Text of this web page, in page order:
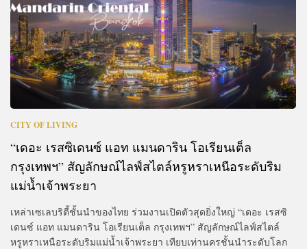
CITY OF LIVING
“เดอะ เรสซิเดนซ์ แอท แมนดาริน โอเรียนเต็ล
กรุงเทพฯ” สัญลักษณ์ไลฟ์สไตล์หรูหราเหนือระดับริม
แม่น้ำเจ้าพระยา
เหล่าเซเลบริตี้ชั้นนำของไทย ร่วมงานเปิดตัวสุดยิ่งใหญ่ “เดอะ เรสซิ
เดนซ์ แอท แมนดาริน โอเรียนเต็ล กรุงเทพฯ” สัญลักษณ์ไลฟ์สไตล์
หรูหราเหนือระดับริมแม่น้ำเจ้าพระยา เทียบเท่านครชั้นนำระดับโลก